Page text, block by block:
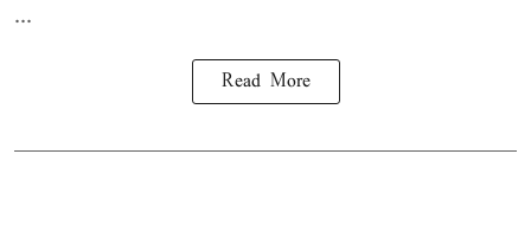
...
Read More